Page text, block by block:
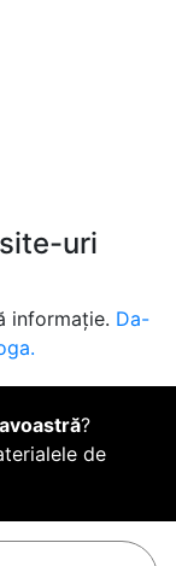
uri
informație. Da-
?
de